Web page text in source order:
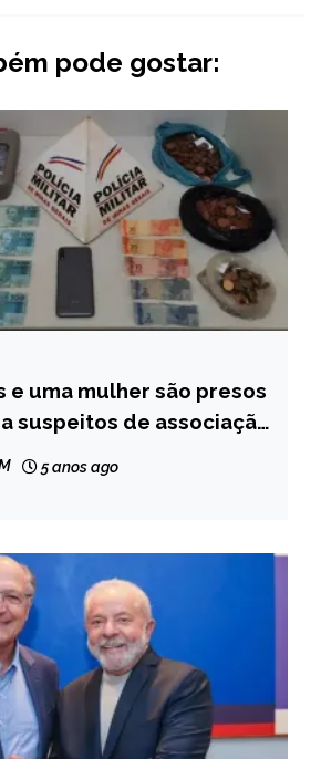
pode gostar:
e uma mulher são presos
suspeitos de associação
5 anos ago